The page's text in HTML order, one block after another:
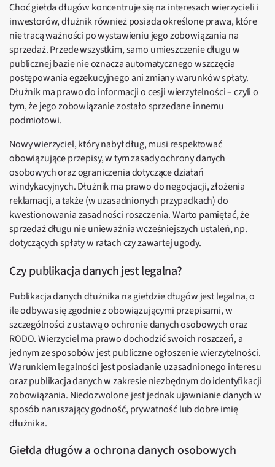
Choć giełda długów koncentruje się na interesach wierzycieli i
inwestorów, dłużnik również posiada określone prawa, które
nie tracą ważności po wystawieniu jego zobowiązania na
sprzedaż. Przede wszystkim, samo umieszczenie długu w
publicznej bazie nie oznacza automatycznego wszczęcia
postępowania egzekucyjnego ani zmiany warunków spłaty.
Dłużnik ma prawo do informacji o cesji wierzytelności – czyli o
tym, że jego zobowiązanie zostało sprzedane innemu
podmiotowi.
Nowy wierzyciel, który nabył dług, musi respektować
obowiązujące przepisy, w tym zasady ochrony danych
osobowych oraz ograniczenia dotyczące działań
windykacyjnych. Dłużnik ma prawo do negocjacji, złożenia
reklamacji, a także (w uzasadnionych przypadkach) do
kwestionowania zasadności roszczenia. Warto pamiętać, że
sprzedaż długu nie unieważnia wcześniejszych ustaleń, np.
dotyczących spłaty w ratach czy zawartej ugody.
Czy publikacja danych jest legalna?
Publikacja danych dłużnika na giełdzie długów jest legalna, o
ile odbywa się zgodnie z obowiązującymi przepisami, w
szczególności z ustawą o ochronie danych osobowych oraz
RODO. Wierzyciel ma prawo dochodzić swoich roszczeń, a
jednym ze sposobów jest publiczne ogłoszenie wierzytelności.
Warunkiem legalności jest posiadanie uzasadnionego interesu
oraz publikacja danych w zakresie niezbędnym do identyfikacji
zobowiązania. Niedozwolone jest jednak ujawnianie danych w
sposób naruszający godność, prywatność lub dobre imię
dłużnika.
Giełda długów a ochrona danych osobowych